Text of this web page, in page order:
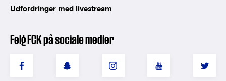
Udfordringer med livestream
Følg FCK på sociale medier